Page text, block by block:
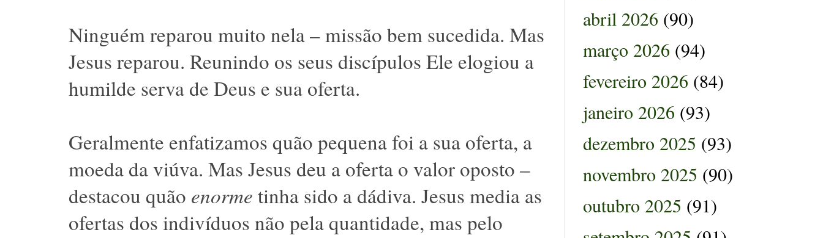
Ninguém reparou muito nela – missão bem sucedida. Mas
Jesus reparou. Reunindo os seus discípulos Ele elogiou a
humilde serva de Deus e sua oferta.
Geralmente enfatizamos quão pequena foi a sua oferta, a
moeda da viúva. Mas Jesus deu a oferta o valor oposto –
destacou quão enorme tinha sido a dádiva. Jesus media as
ofertas dos indivíduos não pela quantidade, mas pelo
abril 2026 (90)
março 2026 (94)
fevereiro 2026 (84)
janeiro 2026 (93)
dezembro 2025 (93)
novembro 2025 (90)
outubro 2025 (91)